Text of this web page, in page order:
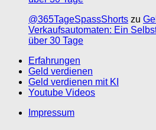
@365TageSpassShorts zu
Verkaufsautomaten: Ein
über 30 Tage
Erfahrungen
Geld verdienen
Geld verdienen mit KI
Youtube Videos
Impressum